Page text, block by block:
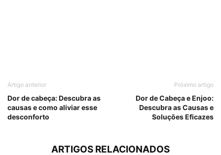
Artigo anterior
Dor de cabeça: Descubra as
causas e como aliviar esse
desconforto
Próximo artigo
Dor de Cabeça e Enjoo:
Descubra as Causas e
Soluções Eficazes
ARTIGOS RELACIONADOS